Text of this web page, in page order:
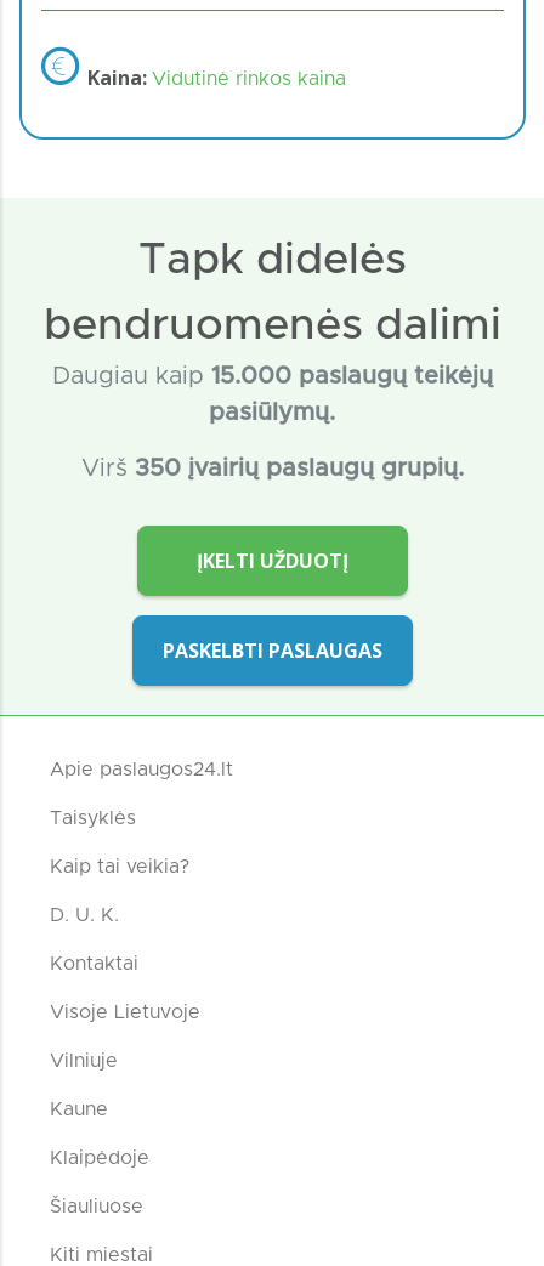
Kaina: Vidutinė rinkos kaina
Tapk didelės
bendruomenės dalimi
Daugiau kaip 15.000 paslaugų teikėjų
pasiūlymų.
Virš 350 įvairių paslaugų grupių.
ĮKELTI UŽDUOTĮ
PASKELBTI PASLAUGAS
Apie paslaugos24.lt
Taisyklės
Kaip tai veikia?
D. U. K.
Kontaktai
Visoje Lietuvoje
Vilniuje
Kaune
Klaipėdoje
Šiauliuose
Kiti miestai